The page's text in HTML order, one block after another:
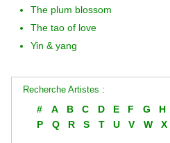
The plum blossom
The tao of love
Yin & yang
Recherche Artistes :
# A B C D E F G H
P
Q R S T U V W X